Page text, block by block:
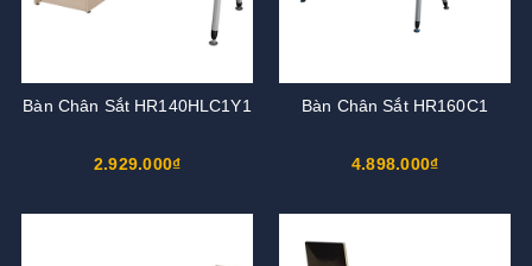
Bàn Chân Sắt HR140HLC1Y1
2.929.000₫
Bàn Chân Sắt HR160C1
4.898.000₫